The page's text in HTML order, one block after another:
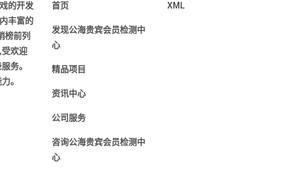
的开发
丰富的
榜前列
欢迎
务。
。
首页
发现公海贵宾会员检测中
心
精品项目
资讯中心
公司服务
咨询公海贵宾会员检测中
心
XML